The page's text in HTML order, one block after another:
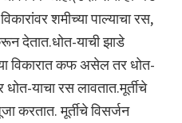
शमीच्या पाल्याचा रस,
देतात.धोत-याची झाडे
विकारात कफ असेल तर धोत-
धोत-याचा रस लावतात.मूर्तीचे
करतात. मूर्तीचे विसर्जन